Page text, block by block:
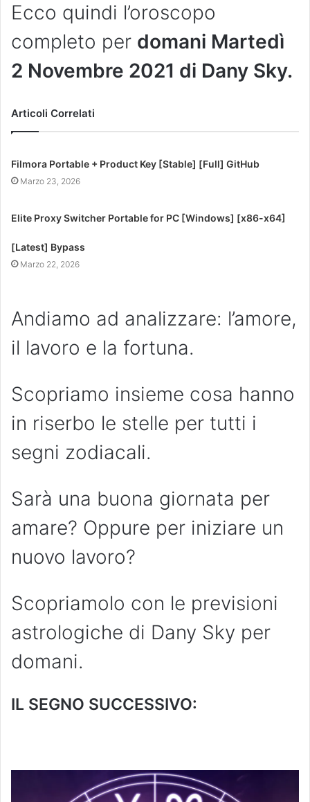
Ecco quindi l’oroscopo
completo per domani Martedì
2 Novembre 2021 di Dany Sky.
Articoli Correlati
Filmora Portable + Product Key [Stable] [Full] GitHub
Marzo 23, 2026
Elite Proxy Switcher Portable for PC [Windows] [x86-x64]
[Latest] Bypass
Marzo 22, 2026
Andiamo ad analizzare: l’amore,
il lavoro e la fortuna.
Scopriamo insieme cosa hanno
in riserbo le stelle per tutti i
segni zodiacali.
Sarà una buona giornata per
amare? Oppure per iniziare un
nuovo lavoro?
Scopriamolo con le previsioni
astrologiche di Dany Sky per
domani.
IL SEGNO SUCCESSIVO: